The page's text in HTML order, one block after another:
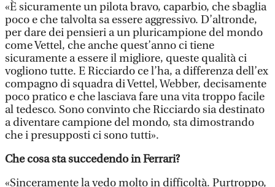
«È sicuramente un pilota bravo, caparbio, che sbaglia
poco e che talvolta sa essere aggressivo. D’altronde,
per dare dei pensieri a un pluricampione del mondo
come Vettel, che anche quest’anno ci tiene
sicuramente a essere il migliore, queste qualità ci
vogliono tutte. E Ricciardo ce l’ha, a differenza dell’ex
compagno di squadra di Vettel, Webber, decisamente
poco pratico e che lasciava fare una vita troppo facile
al tedesco. Sono convinto che Ricciardo sia destinato
a diventare campione del mondo, sta dimostrando
che i presupposti ci sono tutti».
Che cosa sta succedendo in Ferrari?
«Sinceramente la vedo molto in difficoltà. Purtroppo,